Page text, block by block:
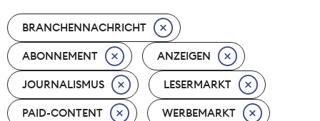
Nachhaltigkeit
Nachwuchs
Nova Award
BRANCHENNACHRICHT
ABONNEMENT ANZEIGEN
JOURNALISMUS LESERMARKT
PAID-CONTENT WERBEMARKT